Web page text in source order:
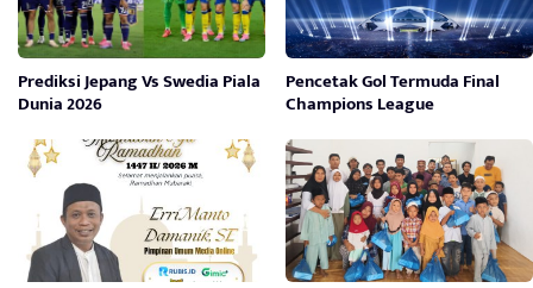
Prediksi Jepang Vs Swedia Piala
Dunia 2026
Pencetak Gol Termuda Final
Champions League